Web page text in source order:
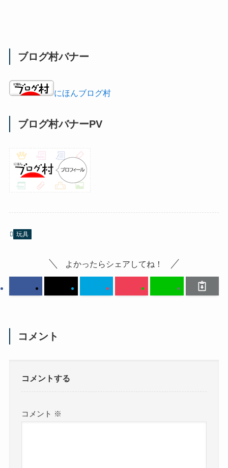
ブログ村バナー
にほんブログ村
ブログ村バナーPV
玩具
よかったらシェアしてね！
コメント
コメントする
コメント ※